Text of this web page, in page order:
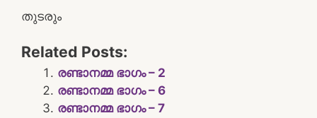
തുടരും
Related Posts:
രണ്ടാനമ്മ ഭാഗം – 2
രണ്ടാനമ്മ ഭാഗം – 6
രണ്ടാനമ്മ ഭാഗം – 7